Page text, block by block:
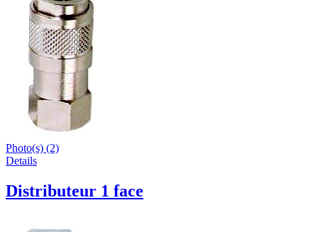
Photo(s) (2)
Details
Distributeur 1 face